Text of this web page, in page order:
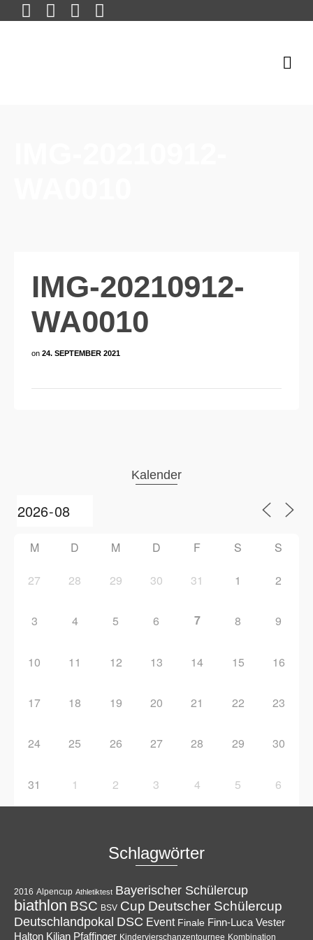
IMG-20210912-
WA0010
on 24. SEPTEMBER 2021
Kalender
M D M D F S S
27 28 29 30 31 1 2
3 4 5 6 7 8 9
10 11 12 13 14 15 16
17 18 19 20 21 22 23
24 25 26 27 28 29 30
31 1 2 3 4 5 6
Schlagwörter
2016 Alpencup Athletiktest Bayerischer Schülercup
biathlon BSC BSV Cup Deutscher Schülercup
Deutschlandpokal DSC Event Finale Finn-Luca Vester
Halton Kilian Pfaffinger Kindervierschanzentournee Kombination